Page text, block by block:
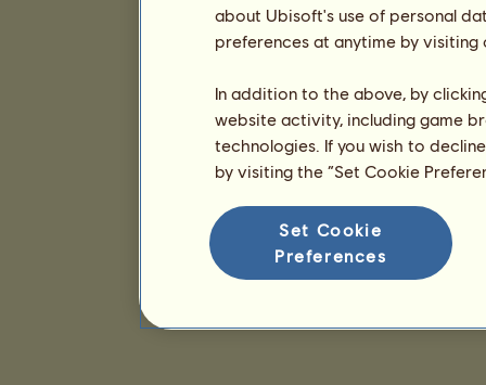
about Ubisoft's use of personal
preferences at anytime by
In addition to the above, by
website activity, including game
technologies. If you wish to
by visiting the “Set Cookie
Set Cookie
Preferences